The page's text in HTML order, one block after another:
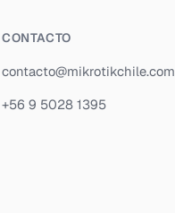
CONTACTO
contacto@mikrotikchile.com
+56 9 5028 1395